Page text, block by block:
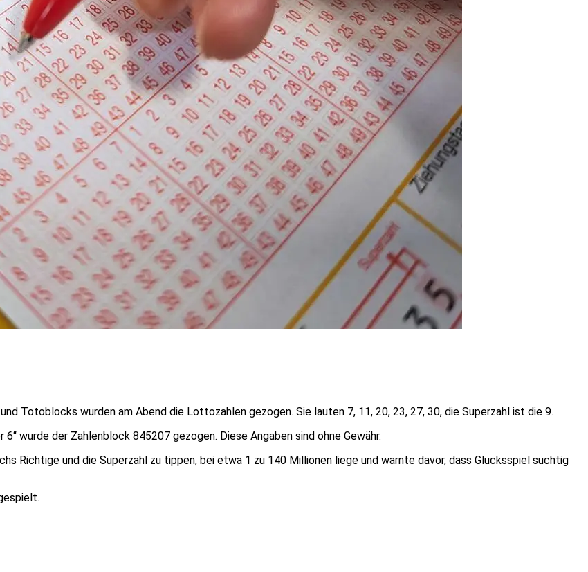
Totoblocks wurden am Abend die Lottozahlen gezogen. Sie lauten 7, 11, 20, 23, 27, 30, die Superzahl ist die 9.
wurde der Zahlenblock 845207 gezogen. Diese Angaben sind ohne Gewähr.
Richtige und die Superzahl zu tippen, bei etwa 1 zu 140 Millionen liege und warnte davor, dass Glücksspiel süchtig